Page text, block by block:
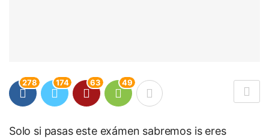
278 174 63 49
Solo si pasas este exámen sabremos is eres